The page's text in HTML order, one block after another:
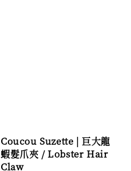
Coucou Suzette | 巨大龍
蝦髮爪夾 / Lobster Hair
Claw